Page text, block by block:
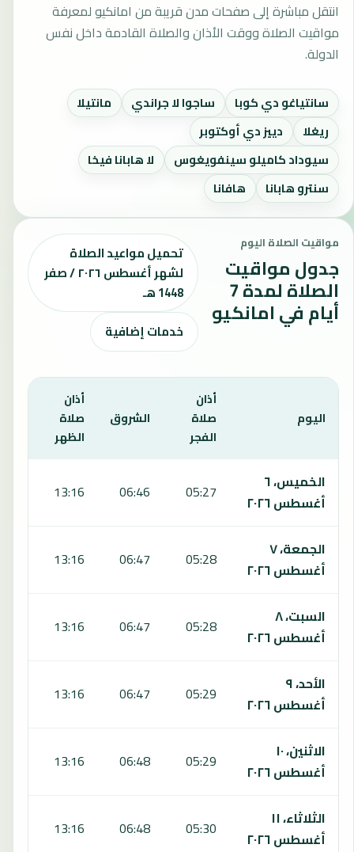
انتقل مباشرة إلى صفحات مدن قريبة من امانكيو لمعرفة
مواقيت الصلاة ووقت الأذان والصلاة القادمة داخل نفس
الدولة.
سانتياغو دي كوبا ساجوا لا جراندي
مانتيلا
ريغلا
دييز دي أوكتوبر
سيوداد كاميلو سينفويغوس
لا هابانا فيخا
سنترو هابانا
هافانا
مواقيت الصلاة اليوم
جدول مواقيت
الصلاة لمدة 7
أيام في امانكيو
تحميل مواعيد الصلاة
لشهر أغسطس ٢٠٢٦ / صفر
1448 هـ
خدمات إضافية
اليوم
أذان
صلاة
الفجر
الشروق
أذان
صلاة
الظهر
الخميس، ٦
أغسطس ٢٠٢٦
05:27
06:46
13:16
الجمعة، ٧
أغسطس ٢٠٢٦
05:28
06:47
13:16
السبت، ٨
أغسطس ٢٠٢٦
05:28
06:47
13:16
الأحد، ٩
أغسطس ٢٠٢٦
05:29
06:47
13:16
الاثنين، ١٠
أغسطس ٢٠٢٦
05:29
06:48
13:16
الثلاثاء، ١١
أغسطس ٢٠٢٦
05:30
06:48
13:16